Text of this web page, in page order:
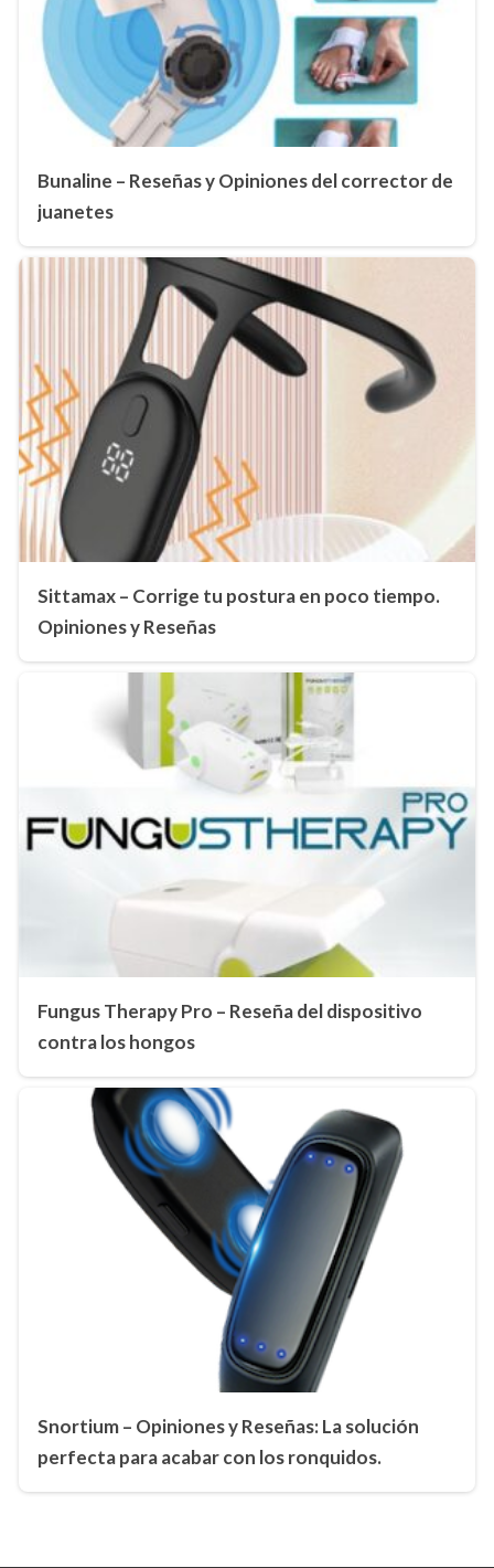
Bunaline – Reseñas y Opiniones del corrector de
juanetes
Sittamax – Corrige tu postura en poco tiempo.
Opiniones y Reseñas
Fungus Therapy Pro – Reseña del dispositivo
contra los hongos
Snortium – Opiniones y Reseñas: La solución
perfecta para acabar con los ronquidos.